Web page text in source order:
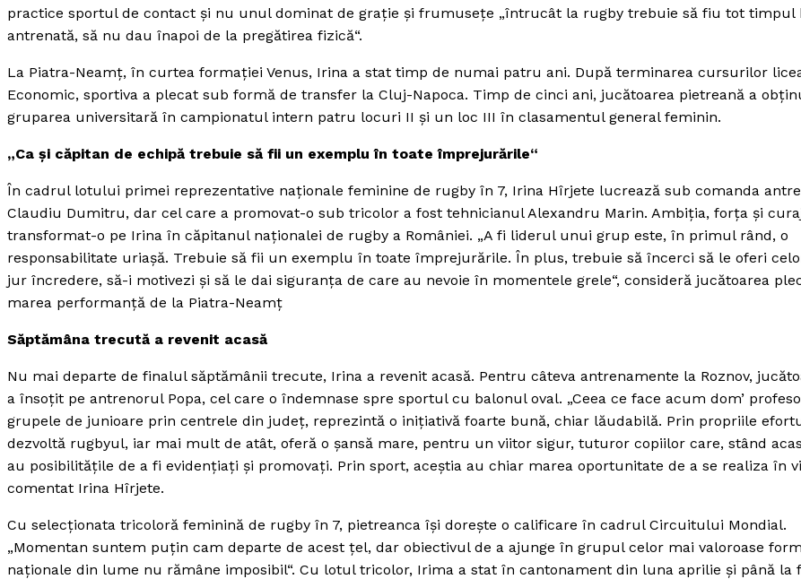
practice sportul de contact şi nu unul dominat de graţie şi frumuseţe „întrucât la rugby trebuie să fiu tot timpul
antrenată, să nu dau înapoi de la pregătirea fizică“.
La Piatra-Neamţ, în curtea formaţiei Venus, Irina a stat timp de numai patru ani. După terminarea cursurilor
Economic, sportiva a plecat sub formă de transfer la Cluj-Napoca. Timp de cinci ani, jucătoarea pietreană a
gruparea universitară în campionatul intern patru locuri II şi un loc III în clasamentul general feminin.
„Ca şi căpitan de echipă trebuie să fii un exemplu în toate împrejurările“
În cadrul lotului primei reprezentative naţionale feminine de rugby în 7, Irina Hîrjete lucrează sub comanda
Claudiu Dumitru, dar cel care a promovat-o sub tricolor a fost tehnicianul Alexandru Marin. Ambiţia, forţa şi
transformat-o pe Irina în căpitanul naţionalei de rugby a României. „A fi liderul unui grup este, în primul rând, o
responsabilitate uriaşă. Trebuie să fii un exemplu în toate împrejurările. În plus, trebuie să încerci să le oferi
jur încredere, să-i motivezi şi să le dai siguranţa de care au nevoie în momentele grele“, consideră jucătoarea
marea performanţă de la Piatra-Neamţ
Săptămâna trecută a revenit acasă
Nu mai departe de finalul săptămânii trecute, Irina a revenit acasă. Pentru câteva antrenamente la Roznov,
a însoţit pe antrenorul Popa, cel care o îndemnase spre sportul cu balonul oval. „Ceea ce face acum dom’
grupele de junioare prin centrele din judeţ, reprezintă o iniţiativă foarte bună, chiar lăudabilă. Prin propriile
dezvoltă rugbyul, iar mai mult de atât, oferă o şansă mare, pentru un viitor sigur, tuturor copiilor care, stând
au posibilităţile de a fi evidenţiaţi şi promovaţi. Prin sport, aceştia au chiar marea oportunitate de a se realiza în
comentat Irina Hîrjete.
Cu selecţionata tricoloră feminină de rugby în 7, pietreanca îşi doreşte o calificare în cadrul Circuitului Mondial.
„Momentan suntem puţin cam departe de acest ţel, dar obiectivul de a ajunge în grupul celor mai valoroase
naţionale din lume nu rămâne imposibil“. Cu lotul tricolor, Irima a stat în cantonament din luna aprilie şi până la